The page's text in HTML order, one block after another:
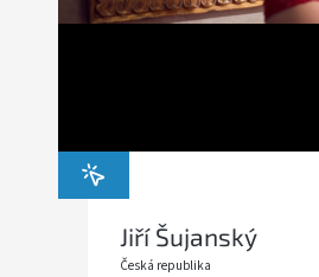
Jiří Šujanský
Česká republika